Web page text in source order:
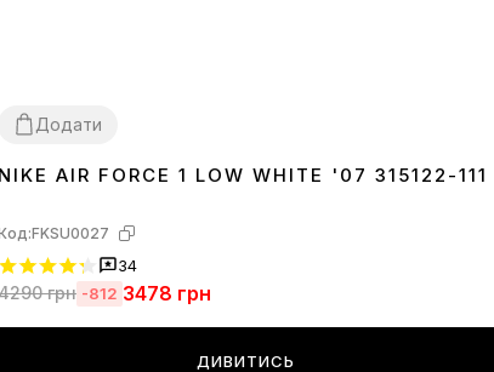
Додати
3637 38 39 40414243 444546
NIKE AIR FORCE 1 LOW WHITE '07 315122-111
FKSU0027
34
грн -812 3478 грн
ДИВИТИСЬ